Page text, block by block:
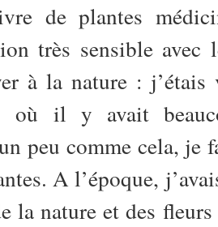
de plantes
très sensible avec
à la nature :
où il y avait
peu comme cela, je
A l’époque,
la nature et des